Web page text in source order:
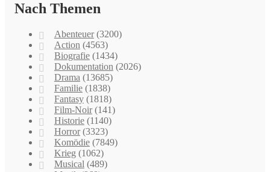
Nach Themen
Abenteuer (3200)
Action (4563)
Biografie (1434)
Dokumentation (2026)
Drama (13685)
Familie (1838)
Fantasy (1818)
Film-Noir (141)
Historie (1140)
Horror (3323)
Komödie (7849)
Krieg (1062)
Musical (489)